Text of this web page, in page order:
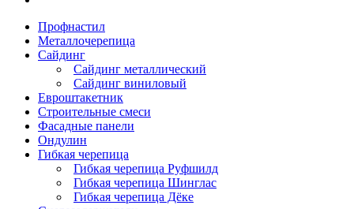
Профнастил
Металлочерепица
Сайдинг
Сайдинг металлический
Сайдинг виниловый
Евроштакетник
Строительные смеси
Фасадные панели
Ондулин
Гибкая черепица
Гибкая черепица Руфшилд
Гибкая черепица Шинглас
Гибкая черепица Дёке